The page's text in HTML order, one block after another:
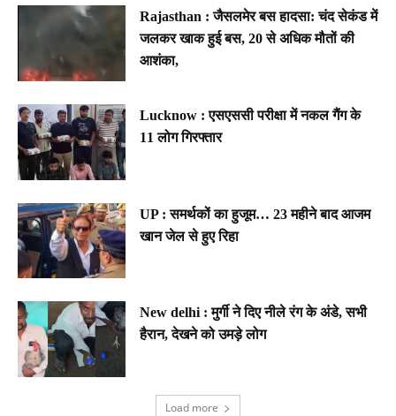
Rajasthan : जैसलमेर बस हादसा: चंद सेकंड में
जलकर खाक हुई बस, 20 से अधिक मौतों की
आशंका,
Lucknow : एसएससी परीक्षा में नकल गैंग के
11 लोग गिरफ्तार
UP : समर्थकों का हुजूम… 23 महीने बाद आजम
खान जेल से हुए रिहा
New delhi : मुर्गी ने दिए नीले रंग के अंडे, सभी
हैरान, देखने को उमड़े लोग
Load more